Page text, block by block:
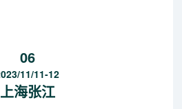
06
11/11-12
上海张江